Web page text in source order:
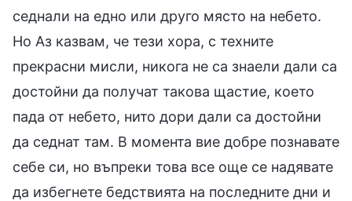
седнали на едно или друго място на небето.
Но Аз казвам, че тези хора, с техните
прекрасни мисли, никога не са знаели дали са
достойни да получат такова щастие, което
пада от небето, нито дори дали са достойни
да седнат там. В момента вие добре познавате
себе си, но въпреки това все още се надявате
да избегнете бедствията на последните дни и